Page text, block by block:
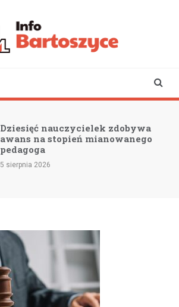
Dziesięć nauczycielek zdobywa
awans na stopień mianowanego
pedagoga
5 sierpnia 2026